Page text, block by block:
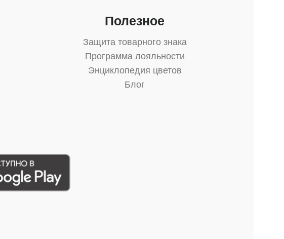
Полезное
Защита товарного знака
Программа лояльности
Энциклопедия цветов
Блог